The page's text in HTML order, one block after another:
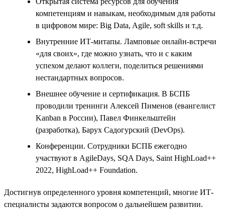
компетенциям и навыкам, необходимым для работы
в цифровом мире: Big Data, Agile, soft skills и т.д.
Внутренние ИТ-митапы. Ламповые онлайн-встречи
«для своих», где можно узнать, что и с каким
успехом делают коллеги, поделиться решениями
нестандартных вопросов.
Внешнее обучение и сертификация. В БСПБ
проводили тренинги Алексей Пименов (евангелист
Kanban в России), Павел Финкельштейн
(разработка), Барух Садогурский (DevOps).
Конференции. Сотрудники БСПБ ежегодно
участвуют в AgileDays, SQA Days, Saint HighLoad++
2022, HighLoad++ Foundation.
Достигнув определенного уровня компетенций, многие ИТ-
специалисты задаются вопросом о дальнейшем развитии.